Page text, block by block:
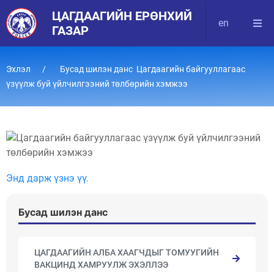
ЦАГДААГИЙН ЕРӨНХИЙ
ГАЗАР
en
Эхлэл
Бусад шилэн данс Цагдаагийн байгууллагаас
үзүүлж буй үйлчилгээний төлбөрийн хэмжээ
Энд дарж үзнэ үү.
Бусад шилэн данс
ЦАГДААГИЙН АЛБА ХААГЧДЫГ ТОМУУГИЙН
ВАКЦИНД ХАМРУУЛЖ ЭХЭЛЛЭЭ